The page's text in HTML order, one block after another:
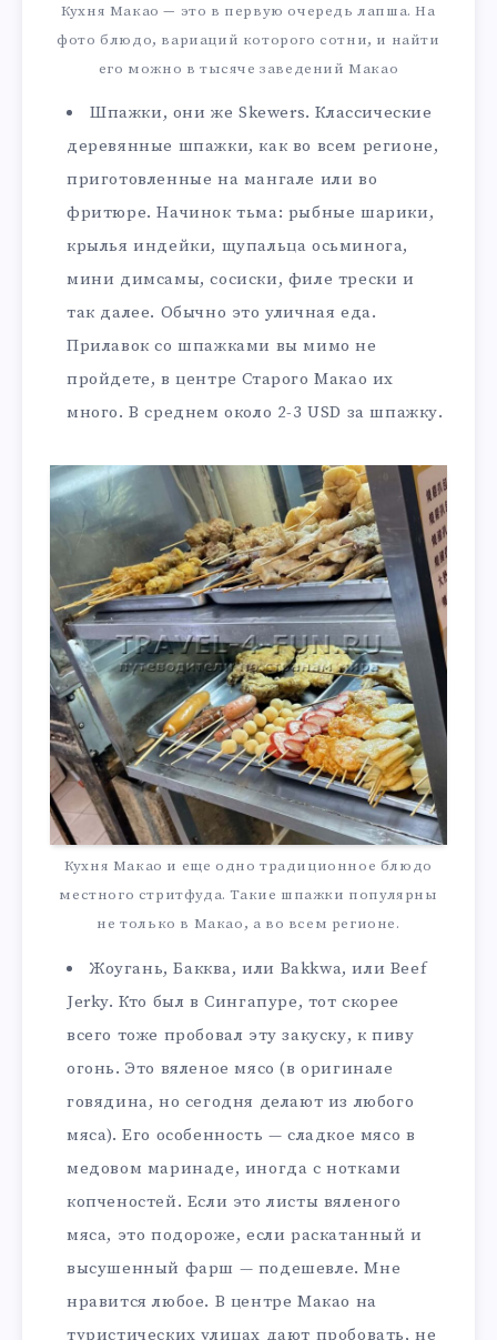
Кухня Макао — это в первую очередь лапша. На
фото блюдо, вариаций которого сотни, и найти
его можно в тысяче заведений Макао
Шпажки, они же Skewers. Классические
деревянные шпажки, как во всем регионе,
приготовленные на мангале или во
фритюре. Начинок тьма: рыбные шарики,
крылья индейки, щупальца осьминога,
мини димсамы, сосиски, филе трески и
так далее. Обычно это уличная еда.
Прилавок со шпажками вы мимо не
пройдете, в центре Старого Макао их
много. В среднем около 2-3 USD за шпажку.
Кухня Макао и еще одно традиционное блюдо
местного стритфуда. Такие шпажки популярны
не только в Макао, а во всем регионе.
Жоугань, Бакква, или Bakkwa, или Beef
Jerky. Кто был в Сингапуре, тот скорее
всего тоже пробовал эту закуску, к пиву
огонь. Это вяленое мясо (в оригинале
говядина, но сегодня делают из любого
мяса). Его особенность — сладкое мясо в
медовом маринаде, иногда с нотками
копченостей. Если это листы вяленого
мяса, это подороже, если раскатанный и
высушенный фарш — подешевле. Мне
нравится любое. В центре Макао на
туристических улицах дают пробовать, не